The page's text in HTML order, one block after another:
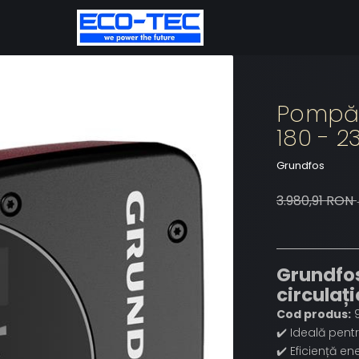
180 -
Grundfos
3.980,91 RON
Cod produs:
✔️ Ideală
✔️ Eficiență